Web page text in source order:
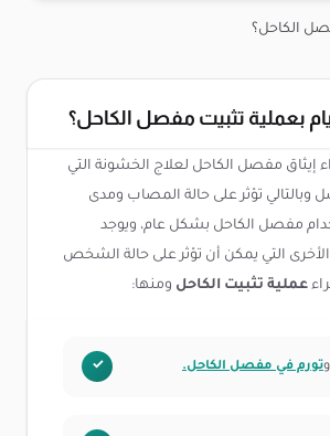
الكاحل؟
بعملية تثبيت مفصل الكاحل؟
إيثاق مفصل الكاحل لعلاج الخشونة التي
تؤثر على حالة المصاب ومدى
مفصل الكاحل بشكل عام، ويوجد
التي يمكن أن تؤثر على حالة الشخص
عملية تثبيت الكاحل ومنها:
تورم في مفصل الكاحل.